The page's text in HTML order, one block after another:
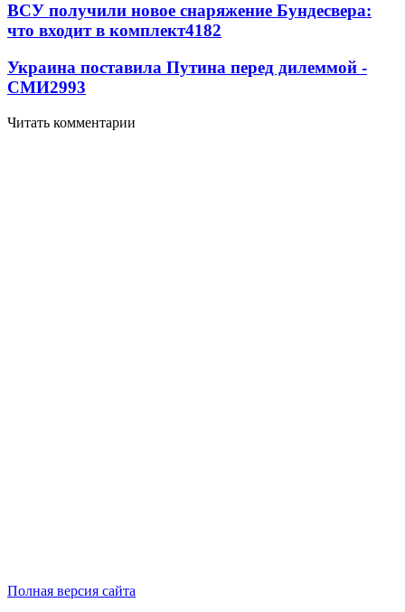
ВСУ получили новое снаряжение Бундесвера:
что входит в комплект4182
Украина поставила Путина перед дилеммой -
СМИ2993
Читать комментарии
Полная версия сайта